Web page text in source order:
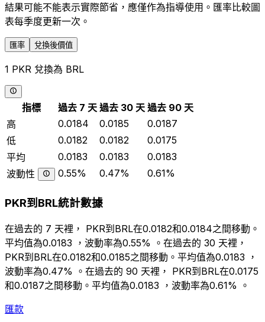
結果可能不能表示實際節省，應僅作為指導使用。匯率比較圖
表每季度更新一次。
匯率 兌換後價值
1 PKR 兌換為 BRL
指標 過去 7 天 過去 30 天 過去 90 天
高
0.0184 0.0185
0.0187
低
0.0182 0.0182
0.0175
平均
0.0183 0.0183
0.0183
波動性
0.55% 0.47% 0.61%
PKR到BRL統計數據
在過去的 7 天裡， PKR到BRL在0.0182和0.0184之間移動。
平均值為0.0183 ，波動率為0.55% 。在過去的 30 天裡，
PKR到BRL在0.0182和0.0185之間移動。平均值為0.0183 ，
波動率為0.47% 。在過去的 90 天裡， PKR到BRL在0.0175
和0.0187之間移動。平均值為0.0183 ，波動率為0.61% 。
匯款